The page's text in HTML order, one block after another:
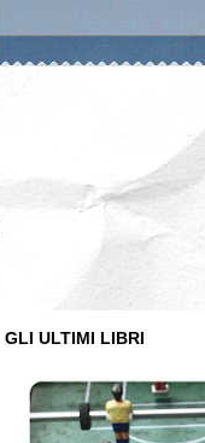
GLI ULTIMI LIBRI